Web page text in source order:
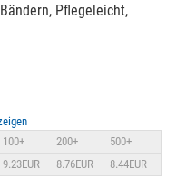
Pflegeleicht,
100+ 200+
500+
9.23EUR 8.76EUR 8.44EUR